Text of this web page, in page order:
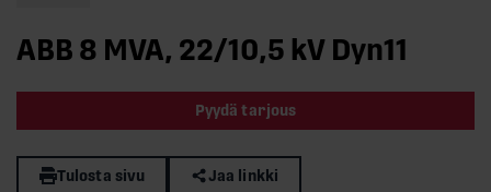
ABB 8 MVA, 22/10,5 kV Dyn11
Pyydä tarjous
Tulosta sivu Jaa linkki